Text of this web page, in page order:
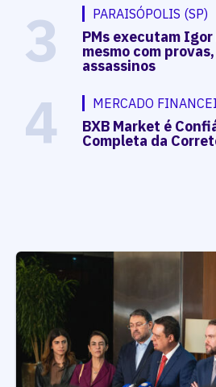
3 PARAISÓPOLIS (SP)
PMs executam
mesmo com
assassinos
4 MERCADO
BXB Market é
Completa da